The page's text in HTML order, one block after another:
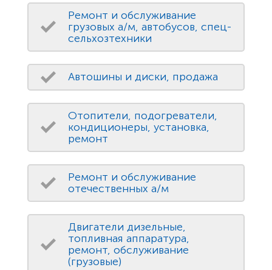
Ремонт и обслуживание
грузовых а/м, автобусов, спец-
сельхозтехники
Автошины и диски, продажа
Отопители, подогреватели,
кондиционеры, установка,
ремонт
Ремонт и обслуживание
отечественных а/м
Двигатели дизельные,
топливная аппаратура,
ремонт, обслуживание
(грузовые)